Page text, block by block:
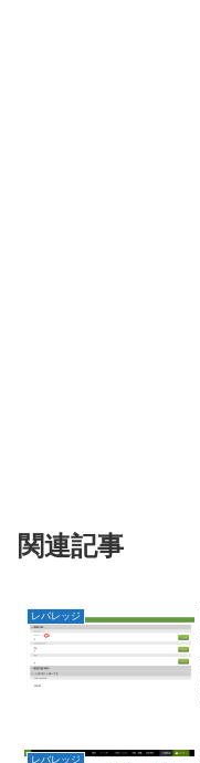
関連記事
レバレッジ
レバレッジ